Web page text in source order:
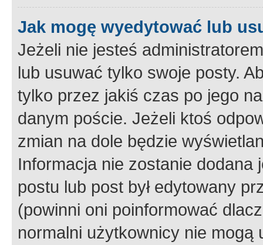
Jak mogę wyedytować lub
Jeżeli nie jesteś
lub usuwać tylko swoje posty.
tylko przez jakiś czas po jego
danym poście. Jeżeli ktoś
zmian na dole będzie
Informacja nie zostanie dodana
postu lub post był edytowany
(powinni oni poinformować
normalni użytkownicy nie